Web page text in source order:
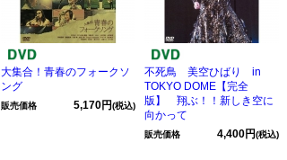
大集合！青春のフォークソ
ング
販売価格 5,170円(税込)
不死鳥 美空ひばり in
TOKYO DOME【完全
版】 翔ぶ！！新しき空に
向かって
販売価格 4,400円(税込)